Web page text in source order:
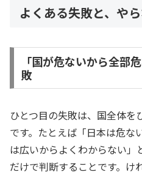
よくある失敗と、や
「国が危ないから全部
敗
ひとつ目の失敗は、国全体を
です。たとえば「日本は危な
は広いからよくわからない
だけで判断することです。け